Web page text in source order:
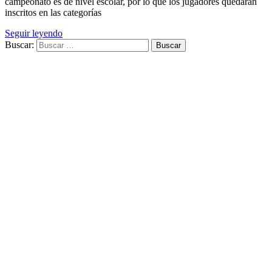
inscritos en las categorías
Seguir leyendo
Buscar: